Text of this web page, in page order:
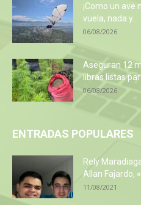
¡Como un ave
vuela, nada y...
06/08/2026
Aseguran 12
libras listas
06/08/2026
ENTRADAS POPULARES
Rely
Allan Fajardo,
11/08/2021